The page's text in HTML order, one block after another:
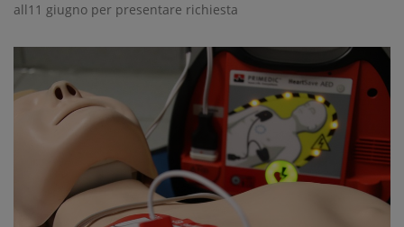
all11 giugno per presentare richiesta